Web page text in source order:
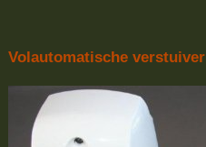
Volautomatische verstuiver